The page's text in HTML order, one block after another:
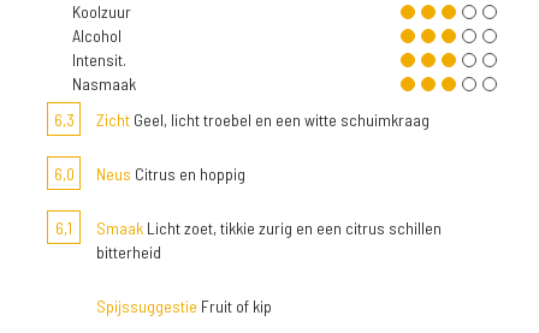
Koolzuur
Alcohol
Intensit.
Nasmaak
6,3
Zicht Geel, licht troebel en een witte schuimkraag
6,0 Neus Citrus en hoppig
6,1 Smaak Licht zoet, tikkie zurig en een citrus schillen
bitterheid
Spijssuggestie Fruit of kip